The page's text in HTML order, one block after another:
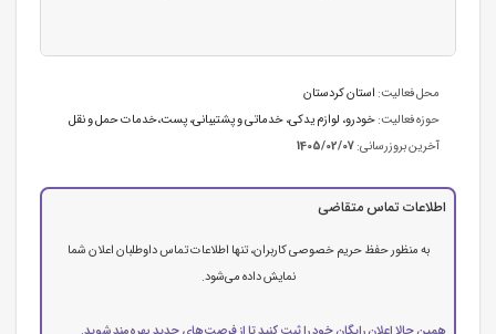
محل فعالیت: استان كردستان
حوزه فعالیت:خودرو، لوازم یدکی،خدماتی و پشتیبانی،پست،خدمات حمل و نقل
آخرین بروزرسانی:1405/02/07
اطلاعات تماس متقاضی
به منظور حفظ حریم خصوصی کاربران، تنها اطلاعات تماس داوطلبان اعلان شما
نمایش داده می‌شود.